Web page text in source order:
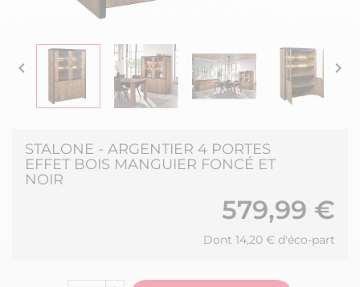
 
STALONE - ARGENTIER 4 PORTES
EFFET BOIS MANGUIER FONCÉ ET
NOIR
579,99 €
Dont 14,20 € d'éco-part